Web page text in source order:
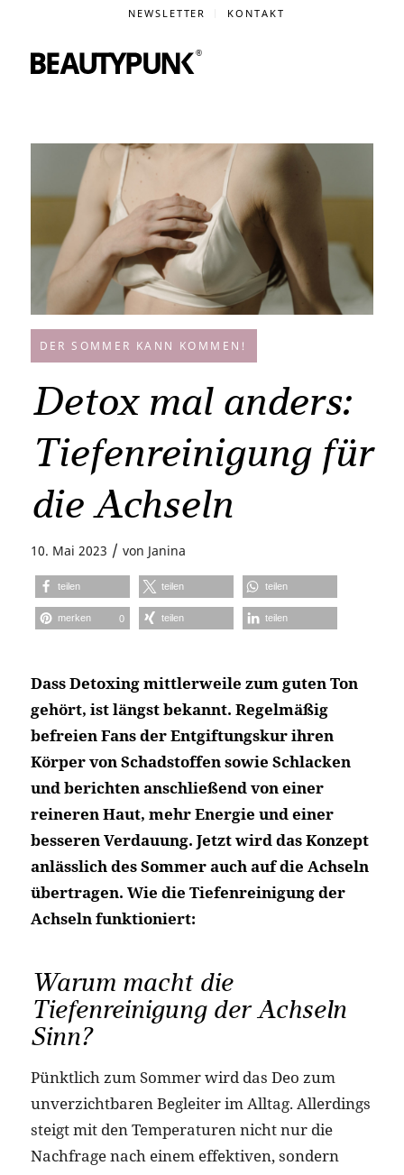
NEWSLETTER KONTAKT
DER SOMMER KANN KOMMEN!
Detox mal anders:
Tiefenreinigung für
die Achseln
10. Mai 2023 / von Janina
teilen teilen teilen
merken 0 teilen teilen
Dass Detoxing mittlerweile zum guten Ton
gehört, ist längst bekannt. Regelmäßig
befreien Fans der Entgiftungskur ihren
Körper von Schadstoffen sowie Schlacken
und berichten anschließend von einer
reineren Haut, mehr Energie und einer
besseren Verdauung. Jetzt wird das Konzept
anlässlich des Sommer auch auf die Achseln
übertragen. Wie die Tiefenreinigung der
Achseln funktioniert:
Warum macht die
Tiefenreinigung der Achseln
Sinn?
Pünktlich zum Sommer wird das Deo zum
unverzichtbaren Begleiter im Alltag. Allerdings
steigt mit den Temperaturen nicht nur die
Nachfrage nach einem effektiven, sondern